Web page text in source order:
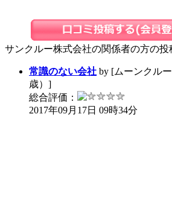
サンクルー株式会社の関係者の方の投
常識のない会社 by [ムーンクル
歳）]
総合評価：
2017年09月17日 09時34分